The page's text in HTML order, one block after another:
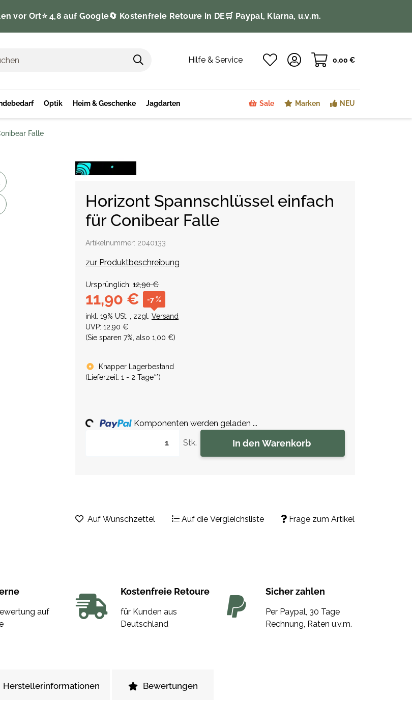
vor Ort⭐️ 4,8 auf Google🔄 Kostenfreie Retoure in DE 🛒 Paypal, Klarna, u.v.m.
Hilfe & Service 0,00 €
Optik Heim & Geschenke Jagdarten Sale Marken NEU
Falle
Horizont Spannschlüssel einfach
für Conibear Falle
Artikelnummer: 2040133
zur Produktbeschreibung
Ursprünglich: 12,90 €
11,90 € -7 %
inkl. 19% USt. , zzgl. Versand
UVP: 12,90 €
(Sie sparen 7% , also 1,00 €)
Knapper Lagerbestand
( Lieferzeit: 1 - 2 Tage**)
Stk. In den Warenkorb
Loading... Komponenten werden geladen ...
Frage zum Artikel
Auf Wunschzettel Auf die Vergleichsliste
auf
Kostenfreie Retoure
für Kunden aus
Deutschland
Sicher zahlen
Per Paypal, 30 Tage
Rechnung, Raten u.v.m.
Herstellerinformationen Bewertungen